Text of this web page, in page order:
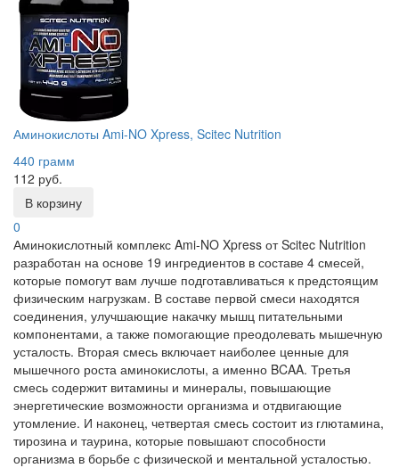
Аминокислоты Ami-NO Xpress, Scitec Nutrition
440 грамм
112 руб.
В корзину
0
Аминокислотный комплекс Ami-NO Xpress от Scitec Nutrition
разработан на основе 19 ингредиентов в составе 4 смесей,
которые помогут вам лучше подготавливаться к предстоящим
физическим нагрузкам. В составе первой смеси находятся
соединения, улучшающие накачку мышц питательными
компонентами, а также помогающие преодолевать мышечную
усталость. Вторая смесь включает наиболее ценные для
мышечного роста аминокислоты, а именно BCAA. Третья
смесь содержит витамины и минералы, повышающие
энергетические возможности организма и отдвигающие
утомление. И наконец, четвертая смесь состоит из глютамина,
тирозина и таурина, которые повышают способности
организма в борьбе с физической и ментальной усталостью.